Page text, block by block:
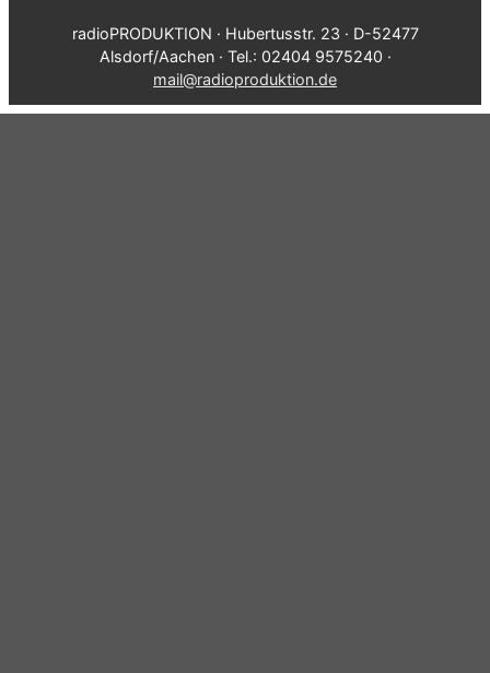
radioPRODUKTION · Hubertusstr. 23 · D-52477
Alsdorf/Aachen · Tel.: 02404 9575240 ·
mail@radioproduktion.de